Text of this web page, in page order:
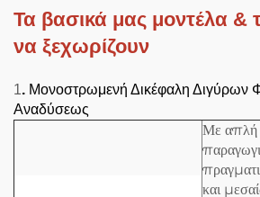
Τα βασικά μας μοντέλα &
να ξεχωρίζουν
1. Μονοστρωμενή Δικέφαλη Διγύρων
Αναδύσεως
Με απλή
και